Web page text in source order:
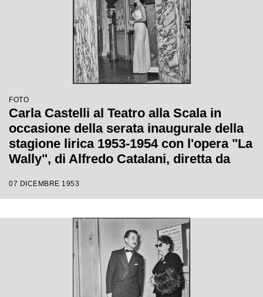
FOTO
Carla Castelli al Teatro alla Scala in
occasione della serata inaugurale della
stagione lirica 1953-1954 con l'opera "La
Wally", di Alfredo Catalani, diretta da
Tatiana Pavlova
07 DICEMBRE 1953